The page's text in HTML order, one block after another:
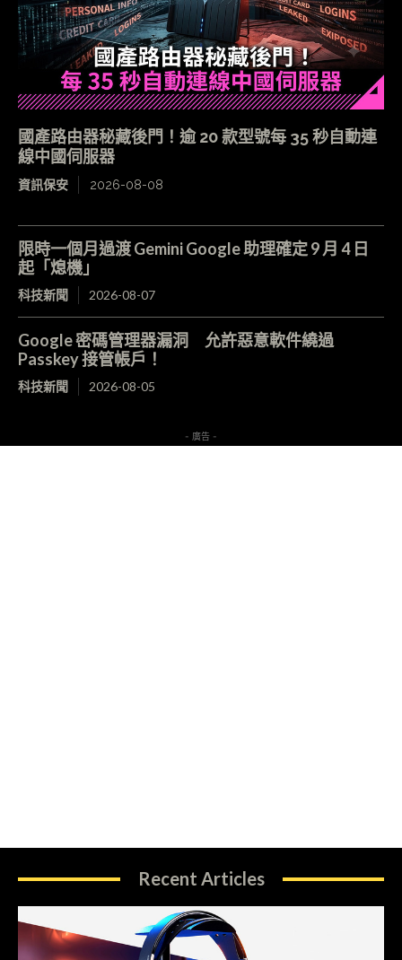
國產路由器秘藏後門！逾 20 款型號每 35 秒自動連
線中國伺服器
資訊保安 2026-08-08
限時一個月過渡 Gemini Google 助理確定 9 月 4 日
起「熄機」
科技新聞 2026-08-07
Google 密碼管理器漏洞 允許惡意軟件繞過
Passkey 接管帳戶！
科技新聞 2026-08-05
- 廣告 -
Recent Articles